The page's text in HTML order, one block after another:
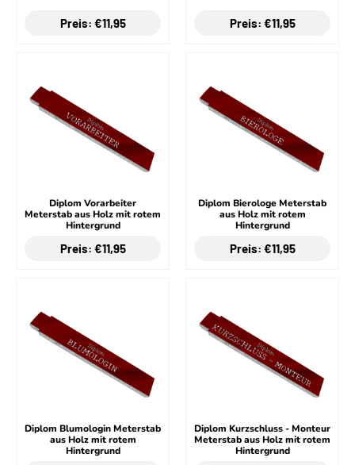
Preis: €11,95 Preis: €11,95
Diplom Vorarbeiter
Meterstab aus Holz mit rotem
Hintergrund
Preis: €11,95
Diplom Bierologe Meterstab
aus Holz mit rotem
Hintergrund
Preis: €11,95
Diplom Blumologin Meterstab
aus Holz mit rotem
Hintergrund
Diplom Kurzschluss - Monteur
Meterstab aus Holz mit rotem
Hintergrund